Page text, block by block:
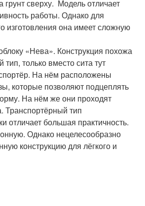
грунт сверху. ​ Модель отличает
работы. Однако для
изготовления она имеет сложную
«Нева». Конструкция похожа
только вместо сита тут
На нём расположены
которые позволяют подцеплять
На нём же они проходят
Транспортёрный тип
отличает большая практичность.
Однако нецелесообразно
конструкцию для лёгкого и